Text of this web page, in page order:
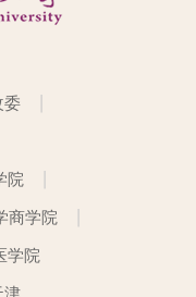
委
院
商学院
学院
津